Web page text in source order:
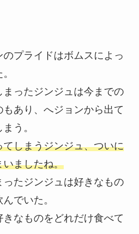
プライドはボムスによっ
ったジンジュは今までの
あり、へジョンから出て
う。
しまうジンジュ、ついに
いましたね。
ったジンジュは好きなもの
でいた。
なものをどれだけ食べて